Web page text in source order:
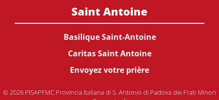
Saint Antoine
Basilique Saint-Antoine
Caritas Saint Antoine
Envoyez votre prière
© 2026 PISAPFMC Provincia Italiana di S. Antonio di Padova dei Frati Minori